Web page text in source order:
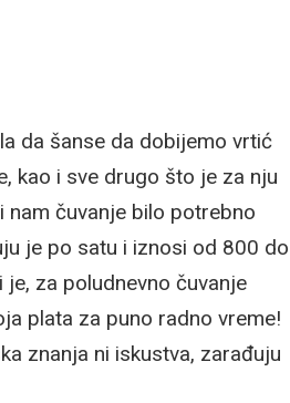
da šanse da dobijemo vrtić
kao i sve drugo što je za nju
čuvanje bilo potrebno
je po satu i iznosi od 800 do
za poludnevno čuvanje
plata za puno radno vreme!
znanja ni iskustva, zarađuju